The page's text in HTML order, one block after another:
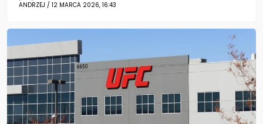
ANDRZEJ / 12 MARCA 2026, 16:43